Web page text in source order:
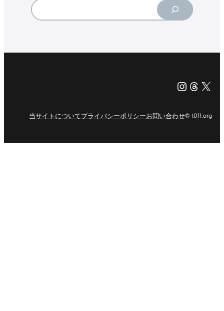
X（旧
当サイトについてプライバシーポリシーお問い合わせ© t011.org